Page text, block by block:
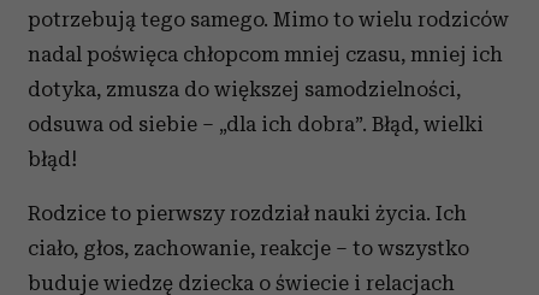
potrzebują tego samego. Mimo to wielu rodziców
nadal poświęca chłopcom mniej czasu, mniej ich
dotyka, zmusza do większej samodzielności,
odsuwa od siebie – „dla ich dobra”. Błąd, wielki
błąd!
Rodzice to pierwszy rozdział nauki życia. Ich
ciało, głos, zachowanie, reakcje – to wszystko
buduje wiedzę dziecka o świecie i relacjach